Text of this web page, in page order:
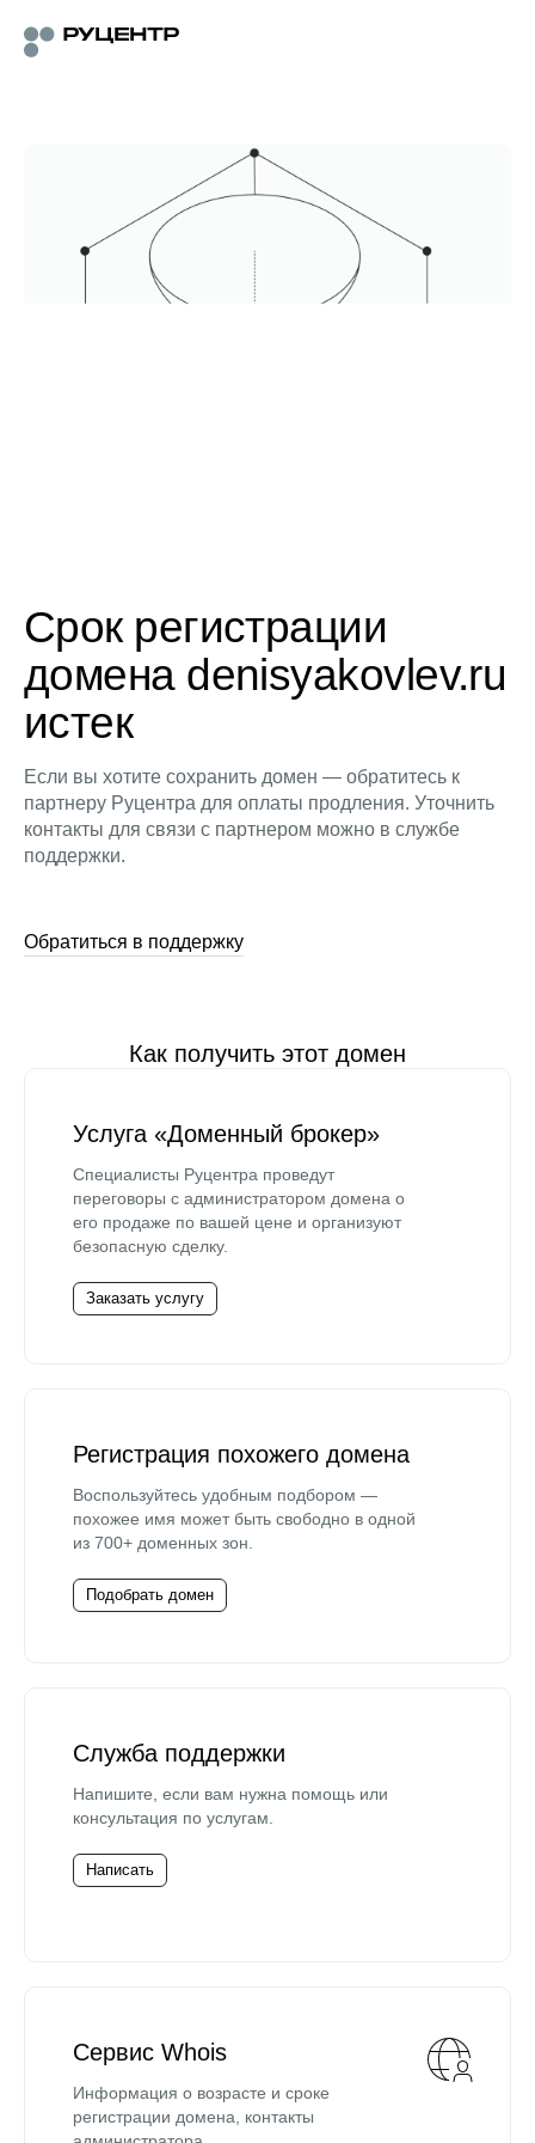
Срок регистрации
домена denisyakovlev.ru
истек
Если вы хотите сохранить домен — обратитесь к
партнеру Руцентра для оплаты продления. Уточнить
контакты для связи с партнером можно в службе
поддержки.
Обратиться в поддержку
Как получить этот домен
Услуга «Доменный брокер»
Специалисты Руцентра проведут
переговоры с администратором домена о
его продаже по вашей цене и организуют
безопасную сделку.
Заказать услугу
Регистрация похожего домена
Воспользуйтесь удобным подбором —
похожее имя может быть свободно в одной
из 700+ доменных зон.
Подобрать домен
Служба поддержки
Напишите, если вам нужна помощь или
консультация по услугам.
Написать
Сервис Whois
Информация о возрасте и сроке
регистрации домена, контакты